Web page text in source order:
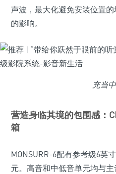
声波，最大化避免安装位置
的影响。
充当
营造身临其境的包围感：
箱
MONSURR-6配有参考级6英
元。高音和中低音单元均与